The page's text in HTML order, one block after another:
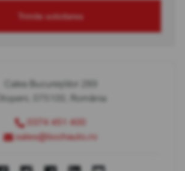
Trimite solicitarea
Calea Bucureștilor 289
Otopeni, 075100, România
0374 451 400
sales@bcchauto.ro